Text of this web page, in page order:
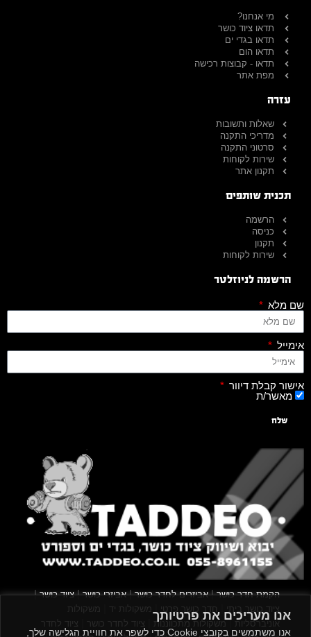
אנו מעריכים את פרטיותך
אנו משתמשים בקובצי Cookie כדי לשפר את חוויית הגלישה שלך,
מי אנחנו?
תדאו ציוד כושר
תדאו בגדי ים
תדאו הום
תדאו - קבוצות רכישה
מפת אתר
עזרה
שאלות ותשובות
מדריכי התקנה
סרטוני התקנה
שירות לקוחות
תקנון אתר
תכנית שותפים
הרשמה
כניסה
תקנון
שירות לקוחות
הרשמה לניוזלטר
שם מלא
אימייל
אישור קבלת דיוור
מאשר/ת
שלח
הקמת חדר כושר|אביזרים לחדר כושר|אביזרי כושר|ציוד כושר|
ציוד כושר ביתי חדר כושר פרטי משקולות יד
משקולות
אוניברסליות |משקולות מתכווננות ציוד לחדר כושר
ציוד לחדר